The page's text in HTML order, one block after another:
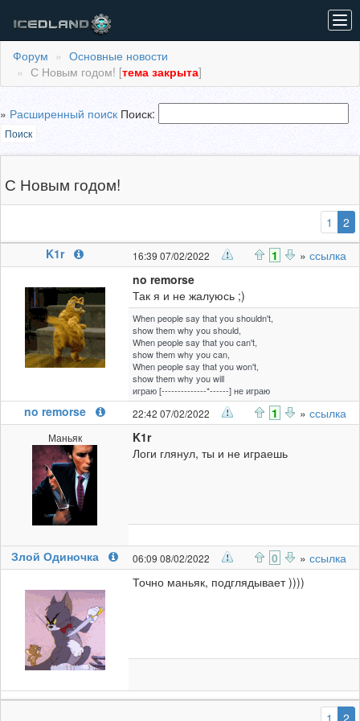
Форум
Основные новости
С Новым годом! [тема закрыта]
» Расширенный поиcк Поиск:
Поиск
С Новым годом!
1 2
K1r
16:39 07/02/2022 1 » ссылка
no remorse
Так я и не жалуюсь ;)
When people say that you shouldn't,
show them why you should,
When people say that you can't,
show them why you can,
When people say that you won't,
show them why you will
играю [--------------*------] не играю
no remorse 22:42 07/02/2022 1 » ссылка
Маньяк
K1r
Логи глянул, ты и не играешь
Злой Одиночка 06:09 08/02/2022 0 » ссылка
Точно маньяк, подглядывает ))))